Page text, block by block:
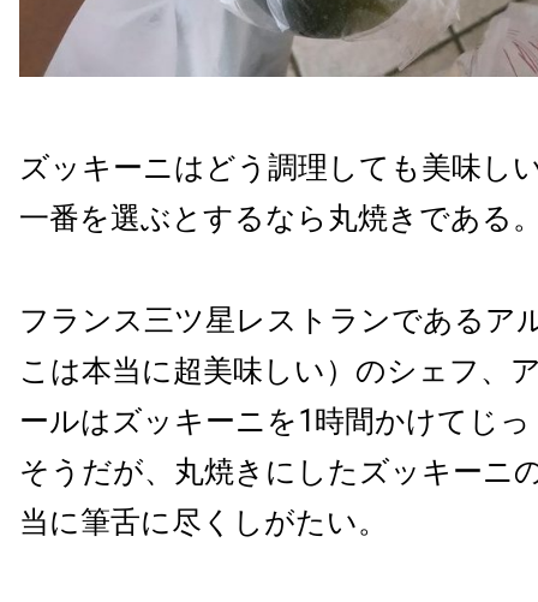
ズッキーニはどう調理しても美味し
一番を選ぶとするなら丸焼きである
フランス三ツ星レストランであるア
こは本当に超美味しい）のシェフ、
ールはズッキーニを1時間かけてじ
そうだが、丸焼きにしたズッキーニ
当に筆舌に尽くしがたい。